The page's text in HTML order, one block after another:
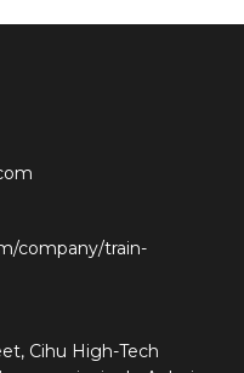
company/train-
Cihu High-Tech